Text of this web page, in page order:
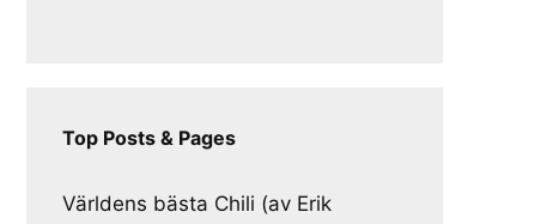
Top Posts & Pages
Världens bästa Chili (av Erik